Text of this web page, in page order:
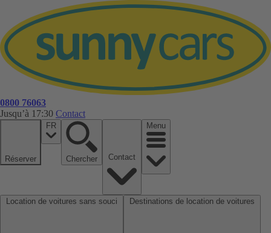
0800 76063
Jusqu’à 17:30 Contact
Réserver
FR
Chercher
Menu